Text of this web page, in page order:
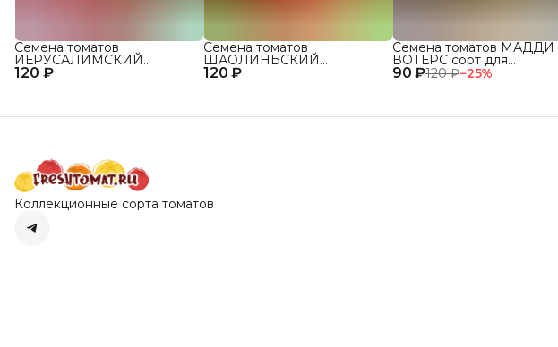
120 ₽
Семена томатов
ИЕРУСАЛИМСКИЙ
ГИГАНТ сорт для открытого 120 ₽
Семена томатов
ШАОЛИНЬСКИЙ
ВЕЛИКАН сорт для 90 ₽120 ₽−25%
Семена томатов МАДДИ
ВОТЕРС сорт для
открытого грунта и теплиц
Коллекционные сорта томатов